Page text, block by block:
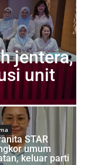
jentera,
unit
STAR
umum
keluar parti